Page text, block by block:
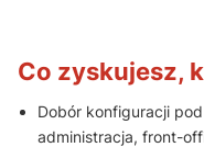
Co zyskujesz,
Dobór konfiguracji
administracja, front-